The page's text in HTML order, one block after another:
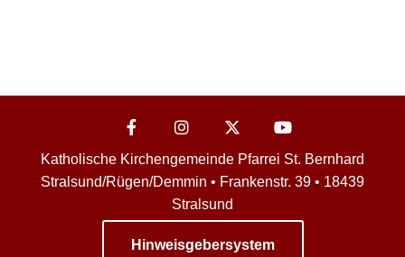
Katholische Kirchengemeinde Pfarrei St. Bernhard
Stralsund/Rügen/Demmin • Frankenstr. 39 • 18439
Stralsund
Hinweisgebersystem